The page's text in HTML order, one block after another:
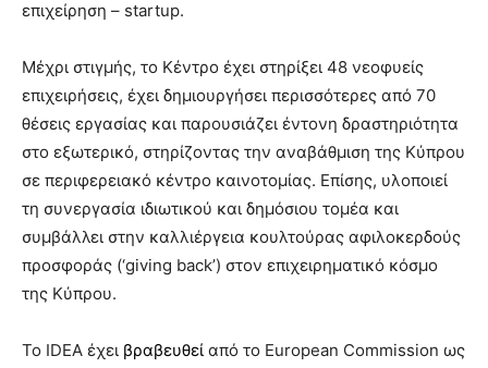
επιχείρηση – startup.
Μέχρι στιγμής, το Κέντρο έχει στηρίξει 48 νεοφυείς
επιχειρήσεις, έχει δημιουργήσει περισσότερες από 70
θέσεις εργασίας και παρουσιάζει έντονη δραστηριότητα
στο εξωτερικό, στηρίζοντας την αναβάθμιση της Κύπρου
σε περιφερειακό κέντρο καινοτομίας. Επίσης, υλοποιεί
τη συνεργασία ιδιωτικού και δημόσιου τομέα και
συμβάλλει στην καλλιέργεια κουλτούρας αφιλοκερδούς
προσφοράς (‘giving back’) στον επιχειρηματικό κόσμο
της Κύπρου.
Το IDEA έχει βραβευθεί από το European Commission ως